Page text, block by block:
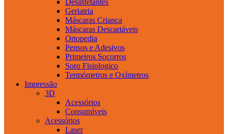
Geriatria
Máscaras Criança
Máscaras Descartáveis
Ortopedia
Pensos e Adesivos
Primeiros Socorros
Soro Fisiologico
Termómetros e Oxímetros
Impressão
3D
Acessórios
Consumíveis
Acessórios
Laser